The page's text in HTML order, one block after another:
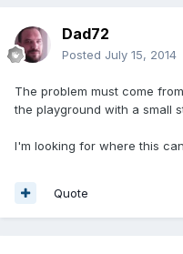
Dad72
Posted July 15, 2014
The problem must come
the playground with a small
I'm looking for where this
Quote